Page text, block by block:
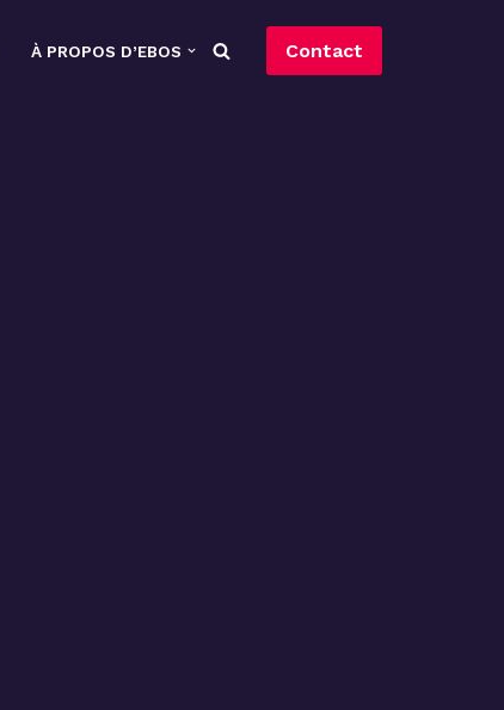
À PROPOS D’EBOS Contact